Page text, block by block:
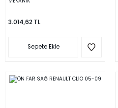
3.014,62 TL
Sepete Ekle